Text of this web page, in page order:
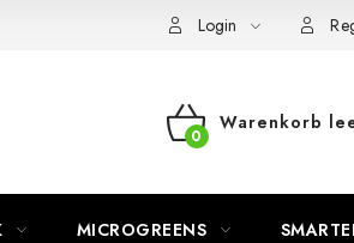
Login
WARENKORB
Warenkorb
MICROGREENS